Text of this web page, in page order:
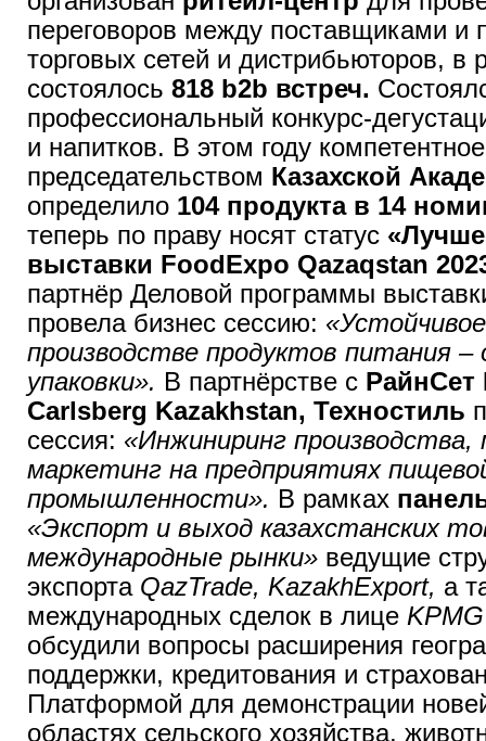
переговоров между поставщиками и
торговых сетей и дистрибьюторов, в
состоялось 818 b2b встреч.
профессиональный конкурс-
и напитков. В этом году
председательством Казахской
определило 104 продукта в 14
теперь по праву носят статус
выставки FoodExpo Qazaqstan
партнёр Деловой программы
провела бизнес сессию:
производстве продуктов питания
упаковки». В партнёрстве с РайнСет
Carlsberg Kazakhstan, Техностиль
сессия: «Инжиниринг
маркетинг на предприятиях
промышленности». В рамках
«Экспорт и выход казахстанских
международные рынки» ведущие
экспорта QazTrade, KazakhExport, а
международных сделок в лице
обсудили вопросы расширения
поддержки, кредитования и
Платформой для демонстрации
областях сельского хозяйства,